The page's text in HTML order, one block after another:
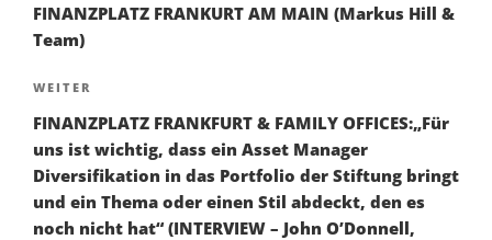
FINANZPLATZ FRANKURT AM MAIN (Markus Hill &
Team)
Nächster
Beitrag
WEITER
FINANZPLATZ FRANKFURT & FAMILY OFFICES:„Für
uns ist wichtig, dass ein Asset Manager
Diversifikation in das Portfolio der Stiftung bringt
und ein Thema oder einen Stil abdeckt, den es
noch nicht hat“ (INTERVIEW – John O’Donnell,